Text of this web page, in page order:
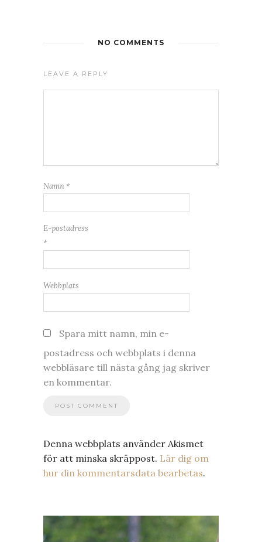
NO COMMENTS
LEAVE A REPLY
Namn *
E-postadress
*
Webbplats
Spara mitt namn, min e-
postadress och webbplats i denna
webbläsare till nästa gång jag skriver
en kommentar.
Denna webbplats använder Akismet
för att minska skräppost. Lär dig om
hur din kommentarsdata bearbetas.